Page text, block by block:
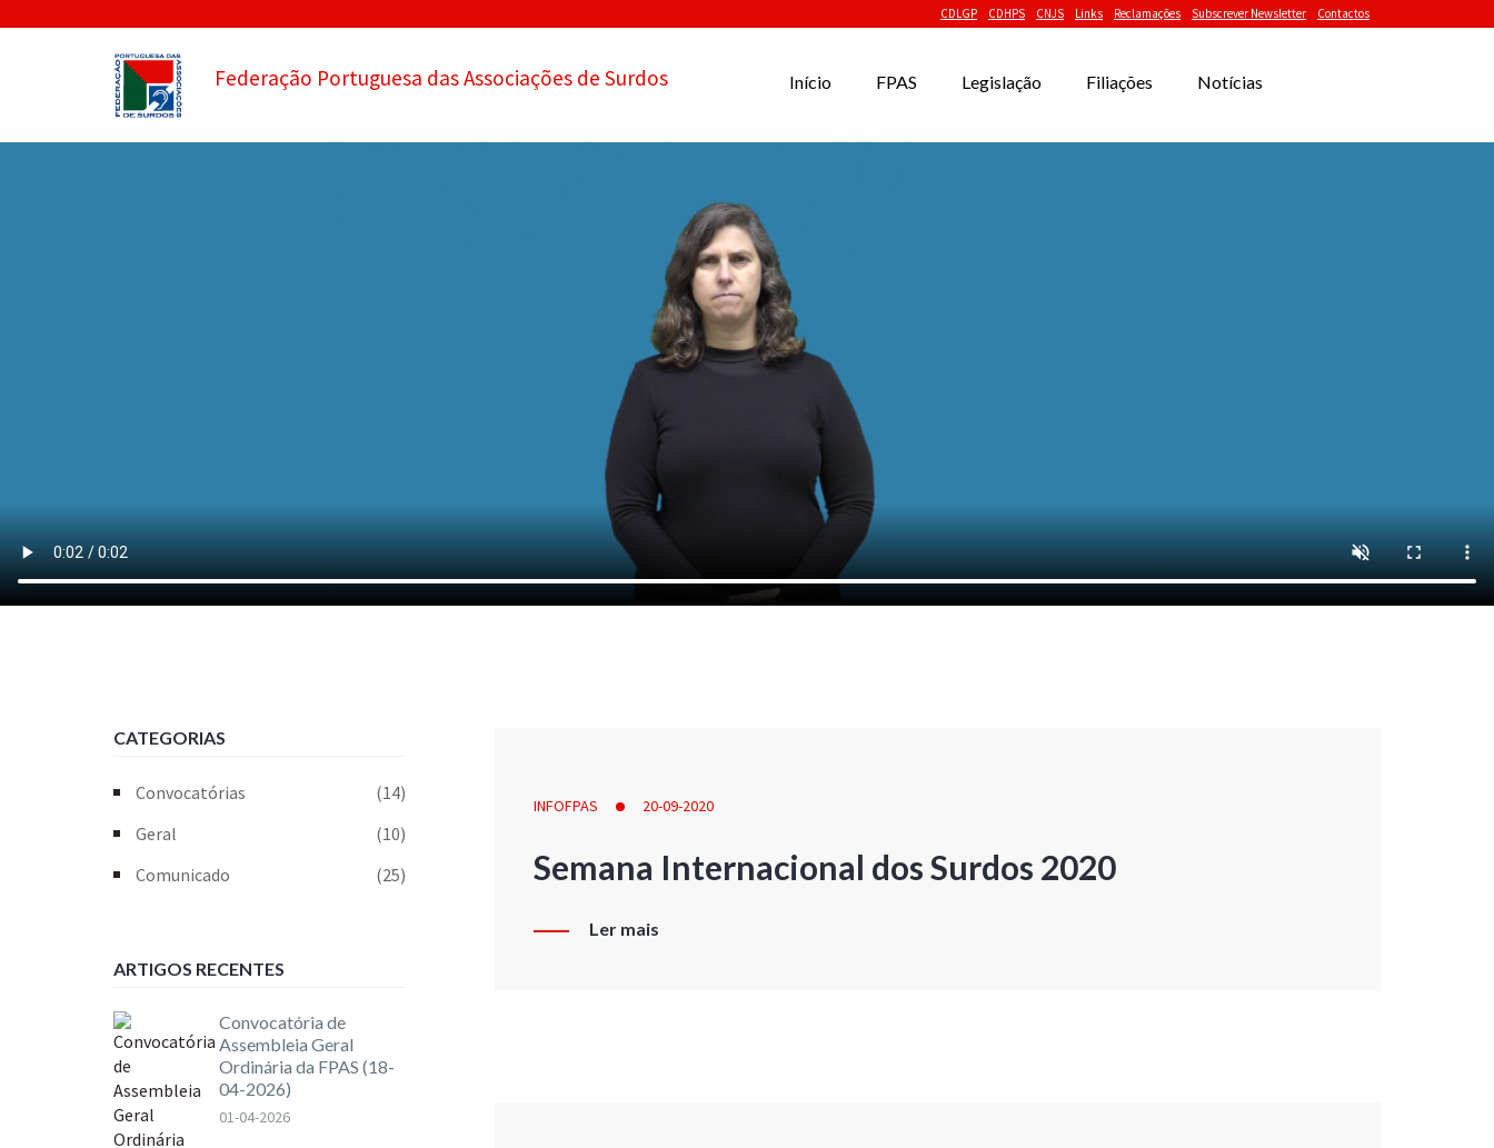
CDLGP CDHPS CNJS Links Reclamações Subscrever Newsletter Contactos
Federação Portuguesa das Associações de Surdos Início FPAS Legislação Filiações Notícias
INFOFPAS 20-09-2020
Semana Internacional dos Surdos 2020
Ler mais
CATEGORIAS
Convocatórias
(14)
Geral
(10)
Comunicado
(25)
ARTIGOS RECENTES
Convocatória de
Assembleia Geral
Ordinária da FPAS (18-
04-2026)
01-04-2026